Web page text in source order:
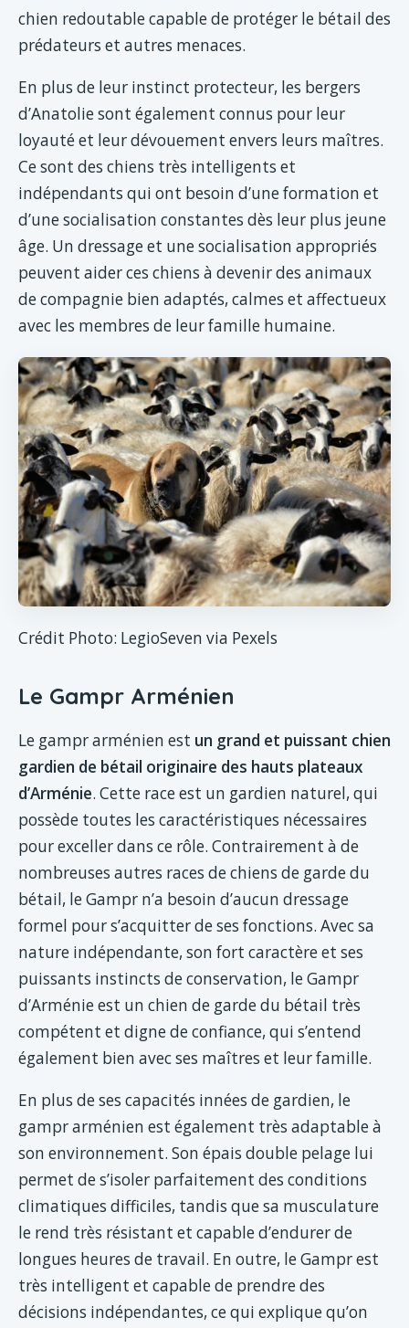
chien redoutable capable de protéger le bétail des
prédateurs et autres menaces.
En plus de leur instinct protecteur, les bergers
d’Anatolie sont également connus pour leur
loyauté et leur dévouement envers leurs maîtres.
Ce sont des chiens très intelligents et
indépendants qui ont besoin d’une formation et
d’une socialisation constantes dès leur plus jeune
âge. Un dressage et une socialisation appropriés
peuvent aider ces chiens à devenir des animaux
de compagnie bien adaptés, calmes et affectueux
avec les membres de leur famille humaine.
Crédit Photo: LegioSeven via Pexels
Le Gampr Arménien
Le gampr arménien est un grand et puissant chien
gardien de bétail originaire des hauts plateaux
d’Arménie. Cette race est un gardien naturel, qui
possède toutes les caractéristiques nécessaires
pour exceller dans ce rôle. Contrairement à de
nombreuses autres races de chiens de garde du
bétail, le Gampr n’a besoin d’aucun dressage
formel pour s’acquitter de ses fonctions. Avec sa
nature indépendante, son fort caractère et ses
puissants instincts de conservation, le Gampr
d’Arménie est un chien de garde du bétail très
compétent et digne de confiance, qui s’entend
également bien avec ses maîtres et leur famille.
En plus de ses capacités innées de gardien, le
gampr arménien est également très adaptable à
son environnement. Son épais double pelage lui
permet de s’isoler parfaitement des conditions
climatiques difficiles, tandis que sa musculature
le rend très résistant et capable d’endurer de
longues heures de travail. En outre, le Gampr est
très intelligent et capable de prendre des
décisions indépendantes, ce qui explique qu’on